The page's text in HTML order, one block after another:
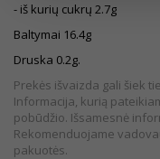
- iš kurių cukrų 2.7g
Baltymai 16.4g
Druska 0.2g.
Prekės išvaizda gali šiek
Informacija, kurią
pobūdžio. Išsamesnė
Rekomenduojame
pakuotės.